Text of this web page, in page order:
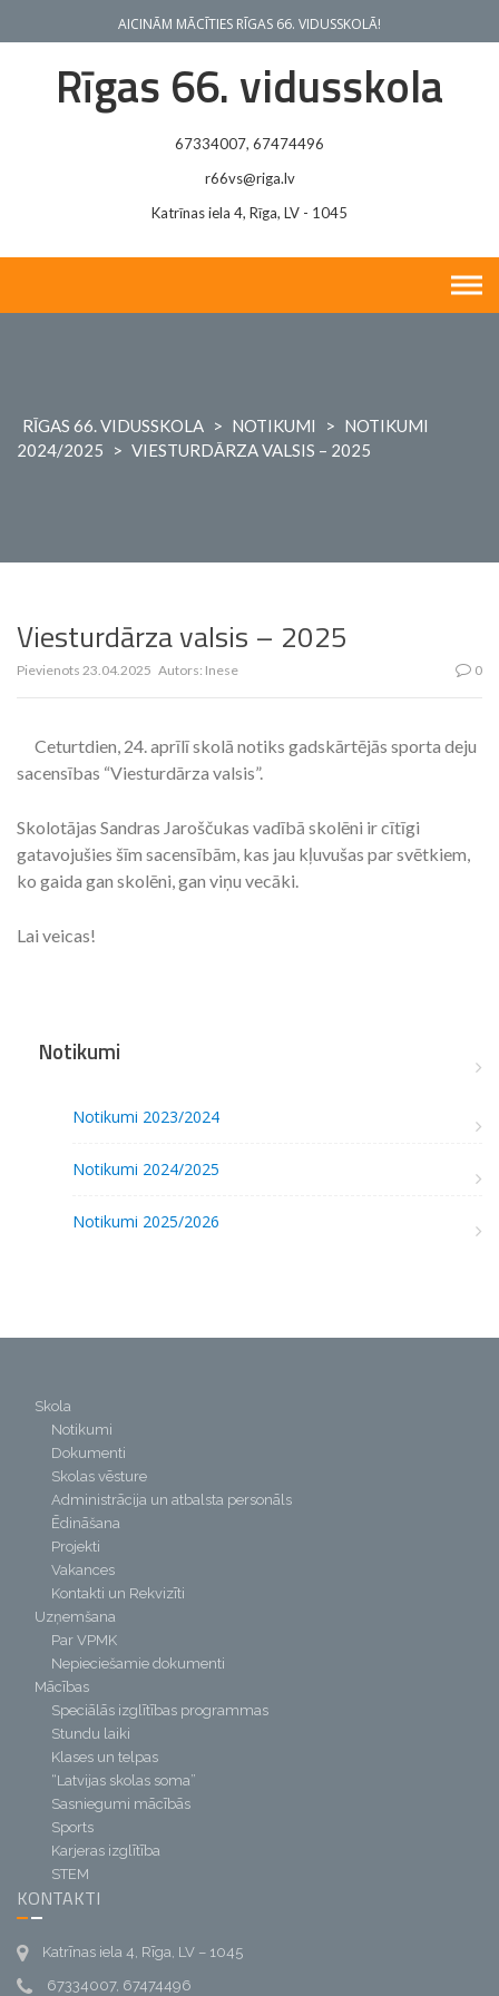
AICINĀM MĀCĪTIES RĪGAS 66. VIDUSSKOLĀ!
Rīgas 66. vidusskola
67334007, 67474496
r66vs@riga.lv
Katrīnas iela 4, Rīga, LV - 1045
RĪGAS 66. VIDUSSKOLA > NOTIKUMI > NOTIKUMI
2024/2025
> VIESTURDĀRZA VALSIS – 2025
Viesturdārza valsis – 2025
Pievienots 23.04.2025 Autors: Inese 0
Ceturtdien, 24. aprīlī skolā notiks gadskārtējās sporta deju
sacensības “Viesturdārza valsis”.
Skolotājas Sandras Jaroščukas vadībā skolēni ir cītīgi
gatavojušies šīm sacensībām, kas jau kļuvušas par svētkiem,
ko gaida gan skolēni, gan viņu vecāki.
Lai veicas!
Notikumi
Notikumi 2023/2024
Notikumi 2024/2025
Notikumi 2025/2026
Skola
Notikumi
Dokumenti
Skolas vēsture
Administrācija un atbalsta personāls
Ēdināšana
Projekti
Vakances
Kontakti un Rekvizīti
Uzņemšana
Par VPMK
Nepieciešamie dokumenti
Mācības
Speciālās izglītības programmas
Stundu laiki
Klases un telpas
“Latvijas skolas soma”
Sasniegumi mācībās
Sports
Karjeras izglītība
STEM
KONTAKTI
Katrīnas iela 4, Rīga, LV – 1045
67334007, 67474496